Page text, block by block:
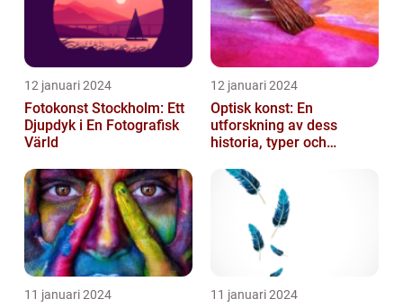
12 januari 2024
Fotokonst Stockholm: Ett
Djupdyk i En Fotografisk
Värld
12 januari 2024
Optisk konst: En
utforskning av dess
historia, typer och
11 januari 2024 11 januari 2024